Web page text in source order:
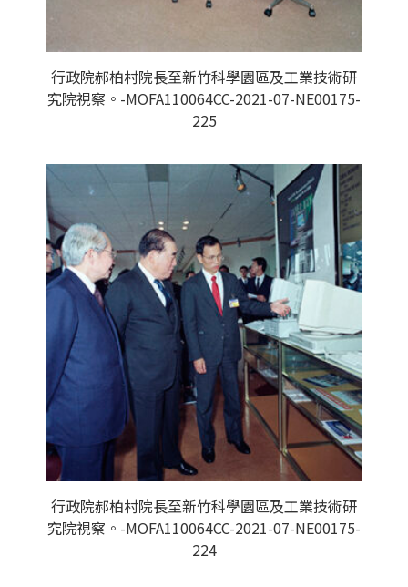
行政院郝柏村院長至新竹科學園區及工業技術研
究院視察。-MOFA110064CC-2021-07-NE00175-
225
行政院郝柏村院長至新竹科學園區及工業技術研
究院視察。-MOFA110064CC-2021-07-NE00175-
224